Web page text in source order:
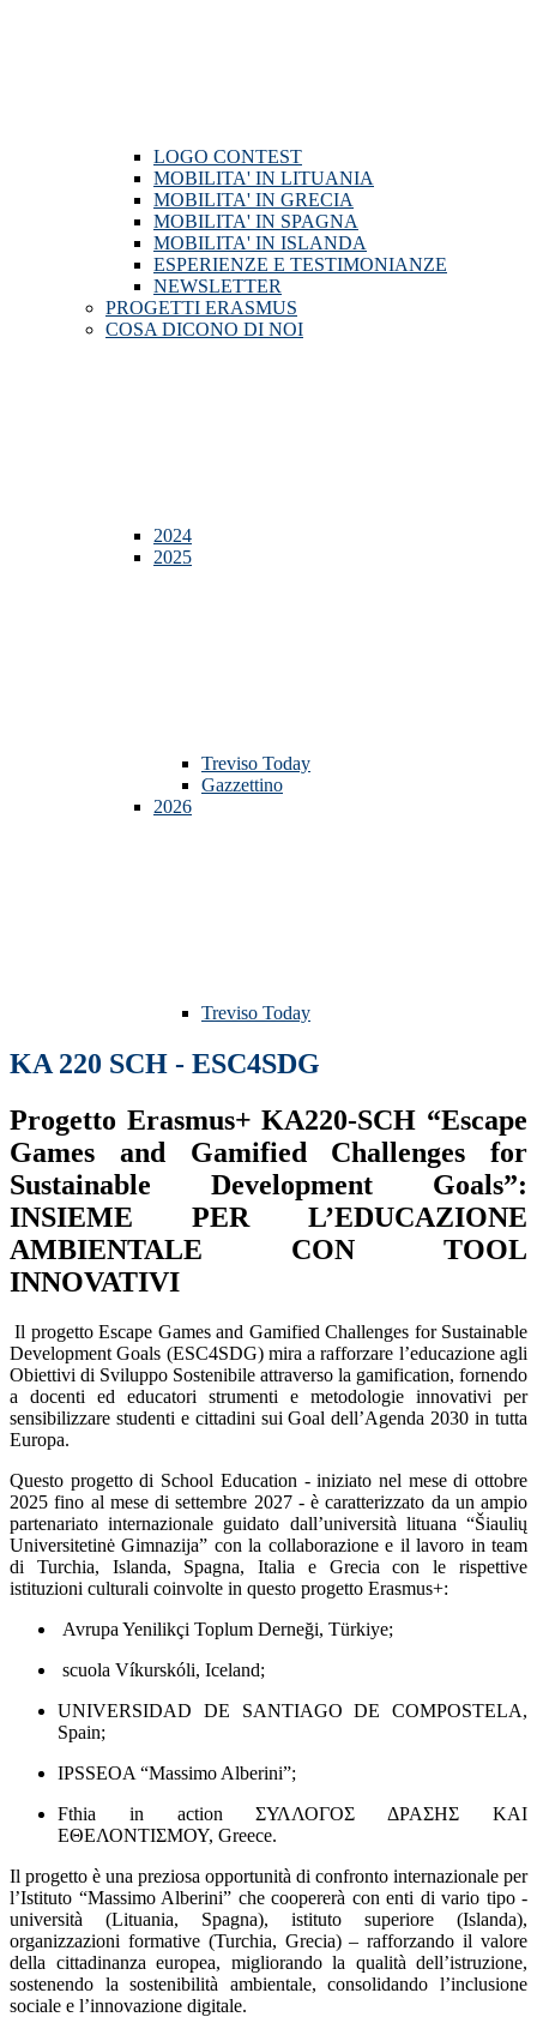
LOGO CONTEST
MOBILITA' IN LITUANIA
MOBILITA' IN GRECIA
MOBILITA' IN SPAGNA
MOBILITA' IN ISLANDA
ESPERIENZE E TESTIMONIANZE
NEWSLETTER
PROGETTI ERASMUS
COSA DICONO DI NOI
2024
2025
Treviso Today
Gazzettino
2026
Treviso Today
KA 220 SCH - ESC4SDG
Progetto Erasmus+ KA220-SCH “Escape
Games and Gamified Challenges for
Sustainable Development Goals”:
INSIEME PER L’EDUCAZIONE
AMBIENTALE CON TOOL
INNOVATIVI
Il progettoEscape Games and Gamified Challenges for Sustainable
Development Goals (ESC4SDG) mira a rafforzare l’educazione agli
Obiettivi di Sviluppo Sostenibile attraverso la gamification, fornendo
a docenti ed educatori strumenti e metodologie innovativi per
sensibilizzare studenti e cittadini suiGoal dell’Agenda 2030 in tutta
Europa.
Questo progetto di School Education - iniziato nel mese di ottobre
2025 fino al mese di settembre 2027 - è caratterizzato da un ampio
partenariato internazionale guidato dall’università lituana “Šiaulių
Universitetinė Gimnazija” con la collaborazione e il lavoro in team
di Turchia, Islanda, Spagna, Italia e Grecia con le rispettive
istituzioni culturali coinvolte in questo progetto Erasmus+:
Avrupa Yenilikçi Toplum Derneği, Türkiye;
scuola Víkurskóli, Iceland;
UNIVERSIDAD DE SANTIAGO DE COMPOSTELA,
Spain;
IPSSEOA “Massimo Alberini”;
Fthia in action ΣΥΛΛΟΓΟΣ ΔΡΑΣΗΣ ΚΑΙ
ΕΘΕΛΟΝΤΙΣΜΟΥ, Greece.
Il progetto è una preziosa opportunità di confronto internazionale per
l’Istituto “Massimo Alberini” che coopererà con enti di vario tipo -
università (Lituania, Spagna), istituto superiore (Islanda),
organizzazioni formative (Turchia, Grecia) – rafforzando il valore
della cittadinanza europea, migliorando la qualità dell’istruzione,
sostenendo lasostenibilità ambientale, consolidando l’inclusione
sociale e l’innovazione digitale.